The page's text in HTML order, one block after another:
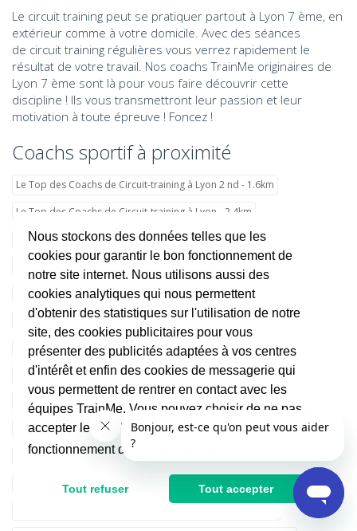
Le circuit training peut se pratiquer partout à Lyon 7 ème, en
extérieur comme à votre domicile. Avec des séances
de circuit training régulières vous verrez rapidement le
résultat de votre travail. Nos coachs TrainMe originaires de
Lyon 7 ème sont là pour vous faire découvrir cette
discipline ! Ils vous transmettront leur passion et leur
motivation à toute épreuve ! Foncez !
Coachs sportif à proximité
Le Top des Coachs de Circuit-training à Lyon 2 nd - 1.6km
Le Top des Coachs de Circuit-training à Lyon - 2.4km
Le Top des Coachs de Circuit-training à Lyon 8 ème - 2.6km
Le Top des Coachs de Circuit-training à Lyon 3 ème - 2.9km
Le Top des Coachs de Circuit-training à Lyon 5 ème - 3.0km
Le Top des Coachs de Circuit-training à Lyon 1 er - 3.7km
Le Top des Coachs de Circuit-training à Lyon 6 ème - 3.7km
Le Top des Coachs de Circuit-training à Lyon 9 ème - 4.3km
Le Top des Coachs de Circuit-training à Lyon 4 ème - 4.7km
Le Top des Coachs de Circuit-training à Villeurbanne - 4.9km
Le Top des Coachs de Circuit-training à Bron - 6.3km
Le Top des Coachs de Circuit-training à Caluire-et-Cuire - 7.0km
Nous stockons des données telles que les
cookies pour garantir le bon fonctionnement de
notre site internet. Nous utilisons aussi des
cookies analytiques qui nous permettent
d'obtenir des statistiques sur l'utilisation de notre
site, des cookies publicitaires pour vous
présenter des publicités adaptées à vos centres
d'intérêt et enfin des cookies de messagerie qui
vous permettent de rentrer en contact avec les
équipes TrainMe. Vous pouvez choisir de ne pas
accepter les cookies non indispensables au
fonctionnement du site.
Tout refuser Tout accepter